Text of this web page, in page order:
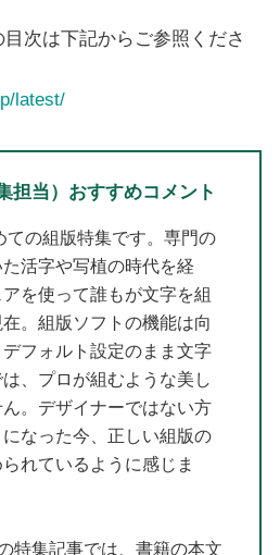
次は下記からご参照くださ
latest/
担当）おすすめコメント
ての組版特集です。専門の
活字や写植の時代を経
を使って誰もが文字を組
。組版ソフトの機能は向
デフォルト設定のまま文字
、プロが組むような美し
。デザイナーではない方
なった今、正しい組版の
れているように感じま
特集記事では、書籍の本文